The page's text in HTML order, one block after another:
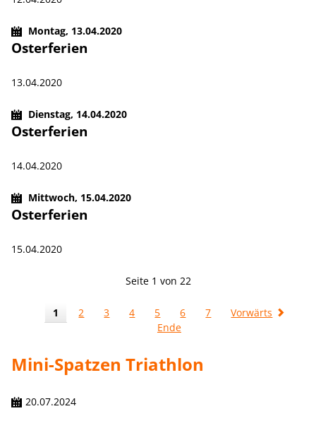
Montag, 13.04.2020
Osterferien
13.04.2020
Dienstag, 14.04.2020
Osterferien
14.04.2020
Mittwoch, 15.04.2020
Osterferien
15.04.2020
Seite 1 von 22
1 2 3 4 5 6 7
Vorwärts
Ende
Mini-Spatzen Triathlon
20.07.2024